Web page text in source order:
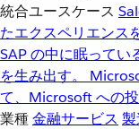
統合ユースケース
たエクスペリエンス
SAP の中に眠ってい
を生み出す。
て、Microsoft への投
業種金融サービス